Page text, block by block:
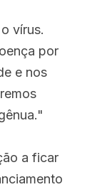
vírus.
por
e nos
a ficar